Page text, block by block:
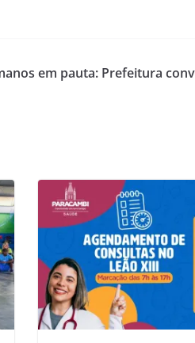
em pauta: Prefeitura